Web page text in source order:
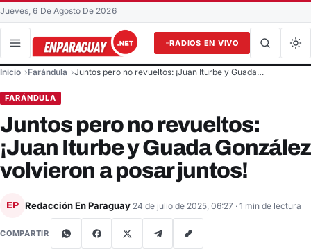
Jueves, 6 De Agosto De 2026
RADIOS EN VIVO
Buscar en el sitio
Inicio Farándula Juntos pero no revueltos: ¡Juan Iturbe y Guada…
FARÁNDULA
Juntos pero no revueltos:
¡Juan Iturbe y Guada González
volvieron a posar juntos!
EP Redacción En Paraguay 24 de julio de 2025, 06:27 · 1 min de lectura
COMPARTIR